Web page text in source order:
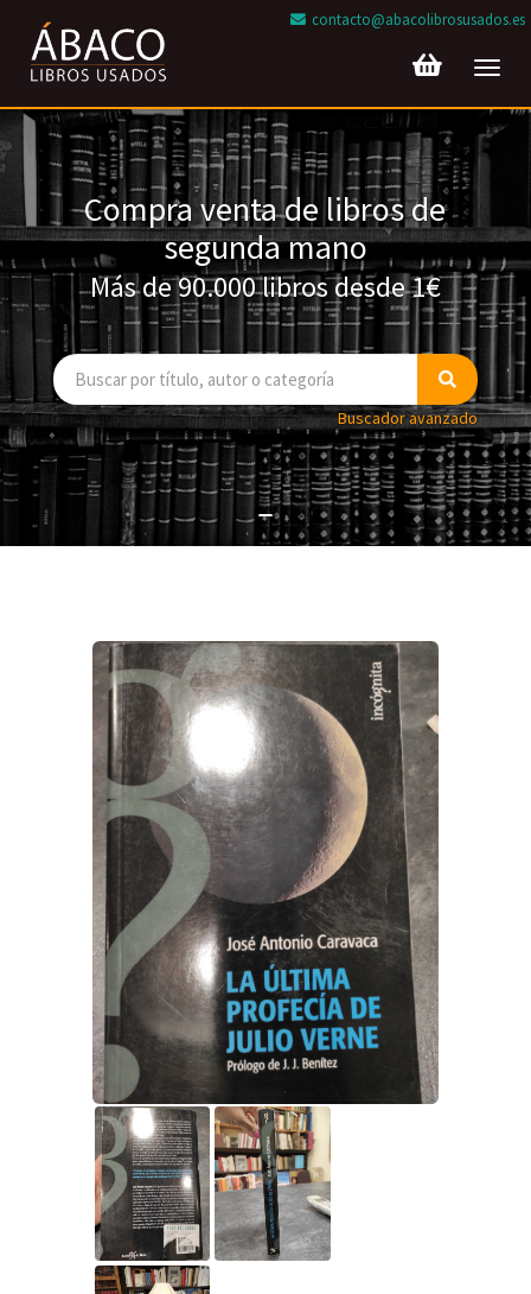
contacto@abacolibrosusados.es
Compra venta de libros de
segunda mano
Más de 90.000 libros desde 1€
Buscador avanzado